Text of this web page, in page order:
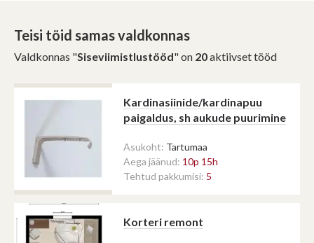
Teisi töid samas valdkonnas
Valdkonnas "Siseviimistlustööd" on 20aktiivset tööd
Kardinasiinide/kardinapuu
paigaldus, sh aukude puurimine
Asukoht: Tartumaa
Aega jäänud: 10p 15h
Tehtud pakkumisi: 5
Korteri remont